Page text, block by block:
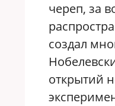
череп, за
создал
открытий